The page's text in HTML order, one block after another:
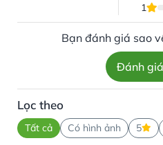
1
Bạn đánh giá sao
Đánh
Lọc theo
Tất cả Có hình ảnh 5